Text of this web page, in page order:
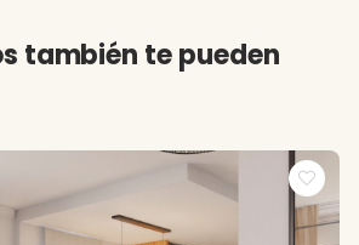
también te pueden